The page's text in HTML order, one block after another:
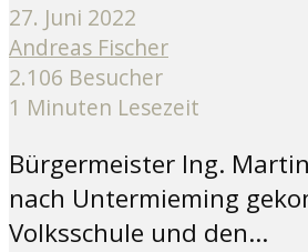
27. Juni 2022
Andreas Fischer
2.106 Besucher
1 Minuten Lesezeit
Bürgermeister Ing.
nach Untermieming
Volksschule und den...